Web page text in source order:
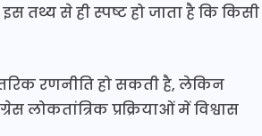
तथ्य से ही स्पष्ट हो जाता है कि किसी
रणनीति हो सकती है, लेकिन
लोकतांत्रिक प्रक्रियाओं में विश्वास